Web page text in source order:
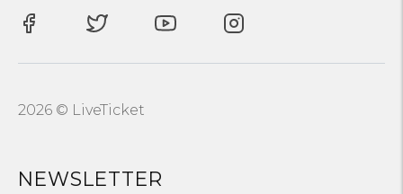
2026 © LiveTicket
NEWSLETTER